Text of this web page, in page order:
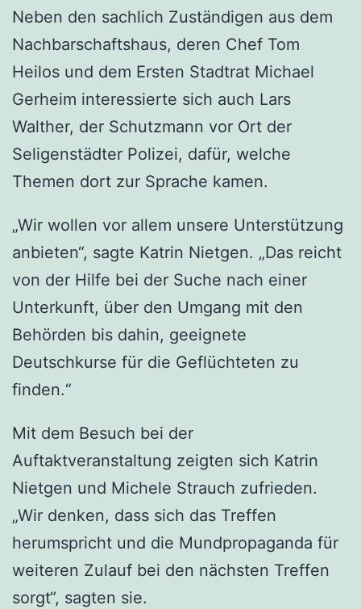
Neben den sachlich Zuständigen aus dem
Nachbarschaftshaus, deren Chef Tom
Heilos und dem Ersten Stadtrat Michael
Gerheim interessierte sich auch Lars
Walther, der Schutzmann vor Ort der
Seligenstädter Polizei, dafür, welche
Themen dort zur Sprache kamen.
„Wir wollen vor allem unsere Unterstützung
anbieten“, sagte Katrin Nietgen. „Das reicht
von der Hilfe bei der Suche nach einer
Unterkunft, über den Umgang mit den
Behörden bis dahin, geeignete
Deutschkurse für die Geflüchteten zu
finden.“
Mit dem Besuch bei der
Auftaktveranstaltung zeigten sich Katrin
Nietgen und Michele Strauch zufrieden.
„Wir denken, dass sich das Treffen
herumspricht und die Mundpropaganda für
weiteren Zulauf bei den nächsten Treffen
sorgt“, sagten sie.